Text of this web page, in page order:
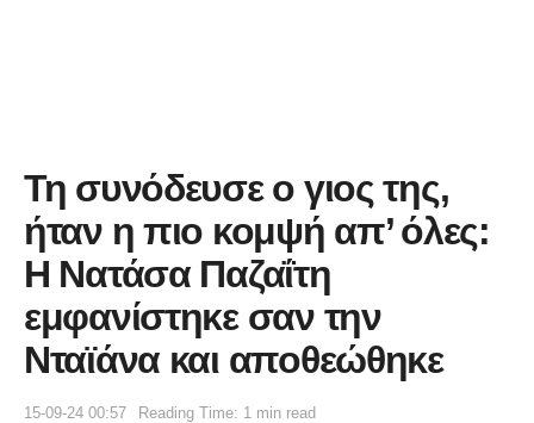
Τη συνόδευσε ο γιος της,
ήταν η πιο κομψή απ’ όλες:
Η Νατάσα Παζαΐτη
εμφανίστηκε σαν την
Νταϊάνα και αποθεώθηκε
15-09-24 00:57 Reading Time: 1 min read